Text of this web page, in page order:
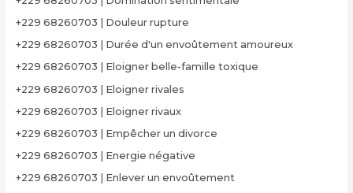
+229 68260703 | Douleur rupture
+229 68260703 | Durée d'un envoûtement amoureux
+229 68260703 | Eloigner belle-famille toxique
+229 68260703 | Eloigner rivales
+229 68260703 | Eloigner rivaux
+229 68260703 | Empêcher un divorce
+229 68260703 | Energie négative
+229 68260703 | Enlever un envoûtement